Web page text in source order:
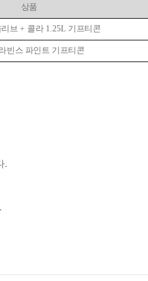
상품
리브+ 콜라 1.25L 기프티콘
빈스 파인트 기프티콘
.
.